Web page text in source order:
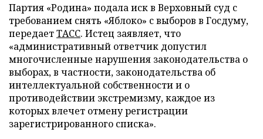
Партия «Родина» подала иск в Верховный суд с
требованием снять «Яблоко» с выборов в Госдуму,
передаетТАСС. Истец заявляет, что
«административный ответчик допустил
многочисленные нарушения законодательства о
выборах, в частности, законодательства об
интеллектуальной собственности и о
противодействии экстремизму, каждое из
которых влечет отмену регистрации
зарегистрированного списка».